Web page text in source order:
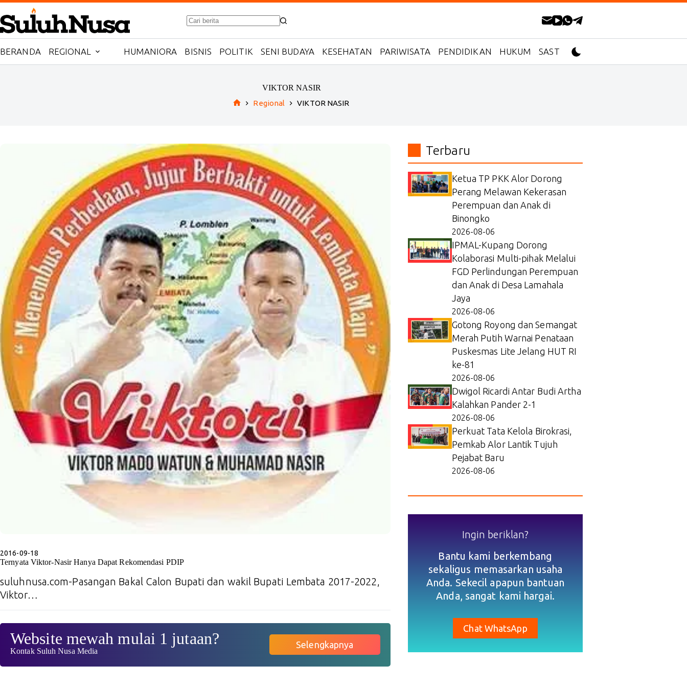
Skip
to
content
No
BERANDA REGIONAL HUMANIORA BISNIS POLITIK SENI BUDAYA KESEHATAN PARIWISATA PENDIDIKAN HUKUM SASTRA
VIKTOR NASIR
Regional VIKTOR NASIR
2016-09-18
Ternyata Viktor-Nasir Hanya Dapat Rekomendasi PDIP
suluhnusa.com-Pasangan Bakal Calon Bupati dan wakil Bupati Lembata 2017-2022,
Viktor…
Website mewah mulai 1 jutaan?
Kontak Suluh Nusa Media
Selengkapnya
Terbaru
Ketua TP PKK Alor Dorong
Perang Melawan Kekerasan
Perempuan dan Anak di
Binongko
2026-08-06
IPMAL-Kupang Dorong
Kolaborasi Multi-pihak Melalui
FGD Perlindungan Perempuan
dan Anak di Desa Lamahala
Jaya
2026-08-06
Gotong Royong dan Semangat
Merah Putih Warnai Penataan
Puskesmas Lite Jelang HUT RI
ke-81
2026-08-06
Dwigol Ricardi Antar Budi Artha
Kalahkan Pander 2-1
2026-08-06
Perkuat Tata Kelola Birokrasi,
Pemkab Alor Lantik Tujuh
Pejabat Baru
2026-08-06
Ingin beriklan?
Bantu kami berkembang
sekaligus memasarkan usaha
Anda. Sekecil apapun bantuan
Anda, sangat kami hargai.
Chat WhatsApp